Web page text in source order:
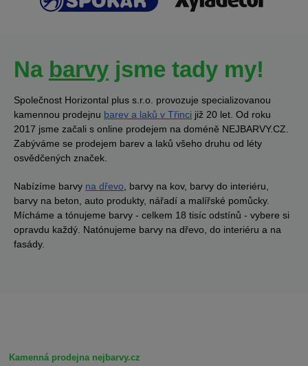
Na barvy jsme tady my!
Společnost Horizontal plus s.r.o. provozuje specializovanou
kamennou prodejnu barev a laků v Třinci již 20 let. Od roku
2017 jsme začali s online prodejem na doméně NEJBARVY.CZ.
Zabýváme se prodejem barev a laků všeho druhu od léty
osvědčených značek.
Nabízíme barvy na dřevo, barvy na kov, barvy do interiéru,
barvy na beton, auto produkty, nářadí a malířské pomůcky.
Mícháme a tónujeme barvy - celkem 18 tisíc odstínů - vybere si
opravdu každý. Natónujeme barvy na dřevo, do interiéru a na
fasády.
Kamenná prodejna nejbarvy.cz